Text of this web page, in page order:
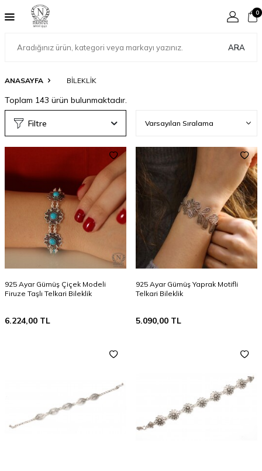
ARA
0
ANASAYFA BILEKLIK
Toplam 143 ürün bulunmaktadır.
Filtre
925 Ayar Gümüş Çiçek Modeli
Firuze Taşlı Telkari Bileklik
6.224,00 TL
925 Ayar Gümüş Yaprak Motifli
Telkari Bileklik
5.090,00 TL